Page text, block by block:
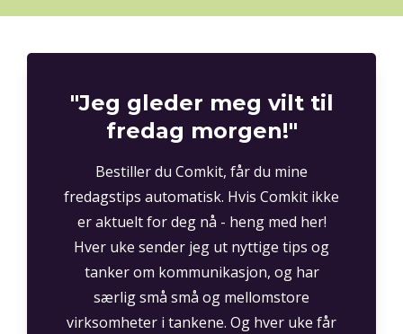
"Jeg gleder meg vilt til
fredag morgen!"
Bestiller du Comkit, får du mine
fredagstips automatisk. Hvis Comkit ikke
er aktuelt for deg nå - heng med her!
Hver uke sender jeg ut nyttige tips og
tanker om kommunikasjon, og har
særlig små små og mellomstore
virksomheter i tankene. Og hver uke får